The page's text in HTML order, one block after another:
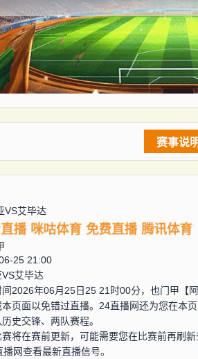
赛事说
VS艾毕达
播 咪咕体育 免费直播 腾讯体育
25 21:00
VS艾毕达
间2026年06月25日25 21时00分，也门甲【
页面以免错过直播。24直播网还为您在本
史交锋、两队赛程。
赛将在赛前更新，可能需要您在比赛前再刷
网查看最新直播信号。